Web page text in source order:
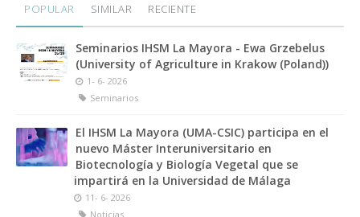
POPULAR SIMILAR RECIENTE
Seminarios IHSM La Mayora - Ewa Grzebelus
(University of Agriculture in Krakow (Poland))
1- 6- 2026
Seminarios
El IHSM La Mayora (UMA-CSIC) participa en el
nuevo Máster Interuniversitario en
Biotecnología y Biología Vegetal que se
impartirá en la Universidad de Málaga
11- 6- 2026
Noticias